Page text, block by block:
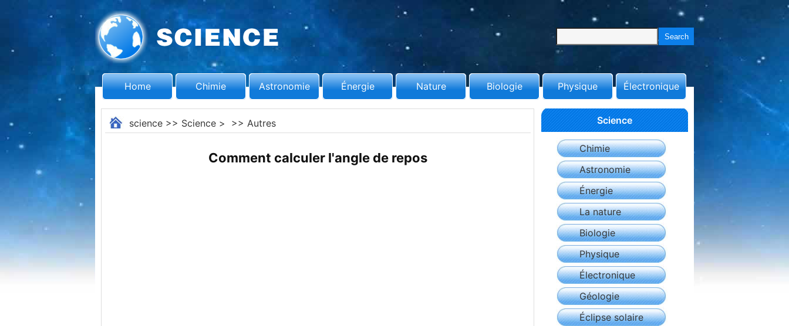
Home Chimie Astronomie Énergie Nature Biologie Physique Électronique
science>> Science> >> Autres
Comment calculer l'angle de repos
Science
Chimie
Astronomie
Énergie
La nature
Biologie
Physique
Électronique
Géologie
Éclipse solaire